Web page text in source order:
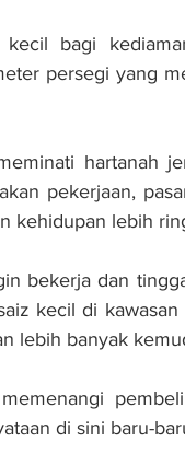
bagi
persegi yang
hartanah
pekerjaan,
kehidupan lebih
bekerja dan
kecil di
lebih banyak
di sini baru-